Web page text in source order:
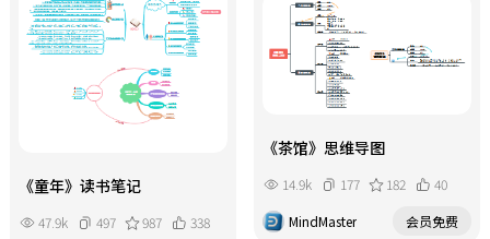
《童年》读书笔记
47.9k 497 987
338
《茶馆》思维导图
14.9k 177 182
40
MindMaster
会员免费